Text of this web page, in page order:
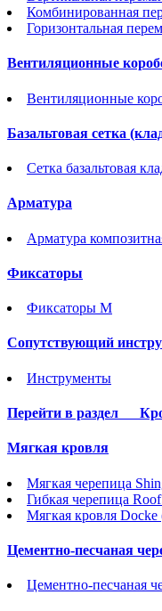
Комбинированная
Горизонтальная
Вентиляционные
Вентиляционные
Базальтовая сетка
Сетка базальтовая
Арматура
Арматура
Фиксаторы
Фиксаторы М
Сопутствующий
Инструменты
Перейти в раздел
Мягкая кровля
Мягкая черепица
Гибкая черепица
Мягкая кровля Docke
Цементно-песчаная
Цементно-песчаная